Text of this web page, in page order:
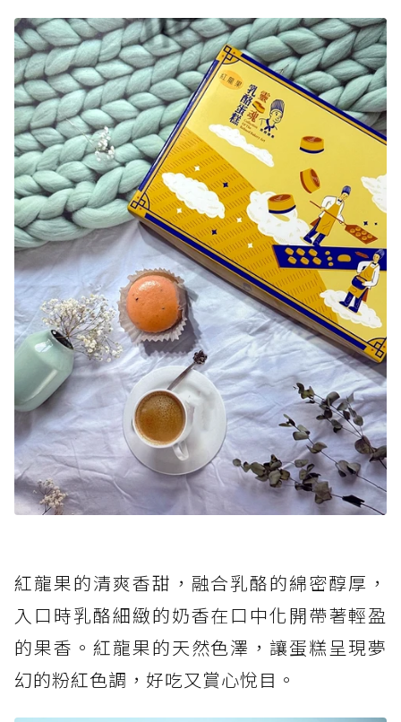
紅龍果的清爽香甜，融合乳酪的綿密醇厚，
入口時乳酪細緻的奶香在口中化開帶著輕盈
的果香。紅龍果的天然色澤，讓蛋糕呈現夢
幻的粉紅色調，好吃又賞心悅目。